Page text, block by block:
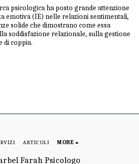
psicologica ha posto grande attenzione
emotiva (IE) nelle relazioni sentimentali,
solide che dimostrano come essa
soddisfazione relazionale, sulla gestione
di coppia.
Farah Psicologo
ARTICOLI MORE